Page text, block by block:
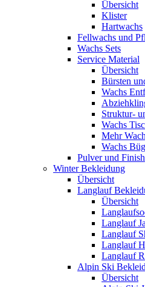
Übersicht
Klister
Hartwachs
Fellwachs und
Wachs Sets
Service Material
Übersicht
Bürsten
Wachs
Struktur-
Wachs
Mehr
Wachs
Pulver und Finish
Winter Bekleidung
Übersicht
Langlauf
Übersicht
Langlauf
Langlauf
Langlauf
Langlauf
Alpin Ski
Übersicht